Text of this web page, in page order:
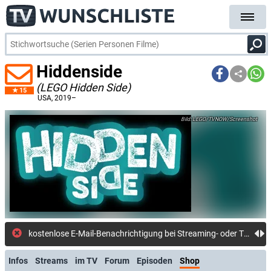
15
Hiddenside
(LEGO Hidden Side)
USA, 2019–
LEGO/TVNOW/Screenshot
kostenlose E-Mail-Benachrichtigung bei Streaming- oder TV-Start
Infos Streams im TV Forum Episoden Shop